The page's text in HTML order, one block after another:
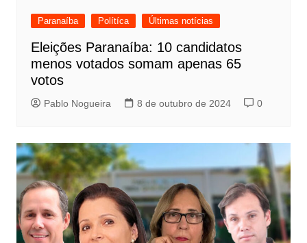
Paranaíba Polítíca Últimas notícias
Eleições Paranaíba: 10 candidatos
menos votados somam apenas 65
votos
Pablo Nogueira 8 de outubro de 2024 0